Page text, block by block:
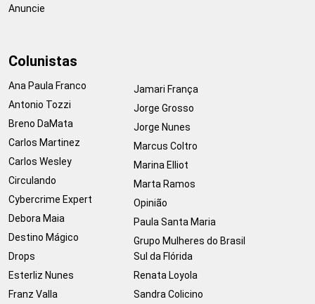
Anuncie
Colunistas
Ana Paula Franco
Antonio Tozzi
Breno DaMata
Carlos Martinez
Carlos Wesley
Circulando
Cybercrime Expert
Debora Maia
Destino Mágico
Drops
Esterliz Nunes
Franz Valla
Jamari França
Jorge Grosso
Jorge Nunes
Marcus Coltro
Marina Elliot
Marta Ramos
Opinião
Paula Santa Maria
Grupo Mulheres do Brasil
Sul da Flórida
Renata Loyola
Sandra Colicino